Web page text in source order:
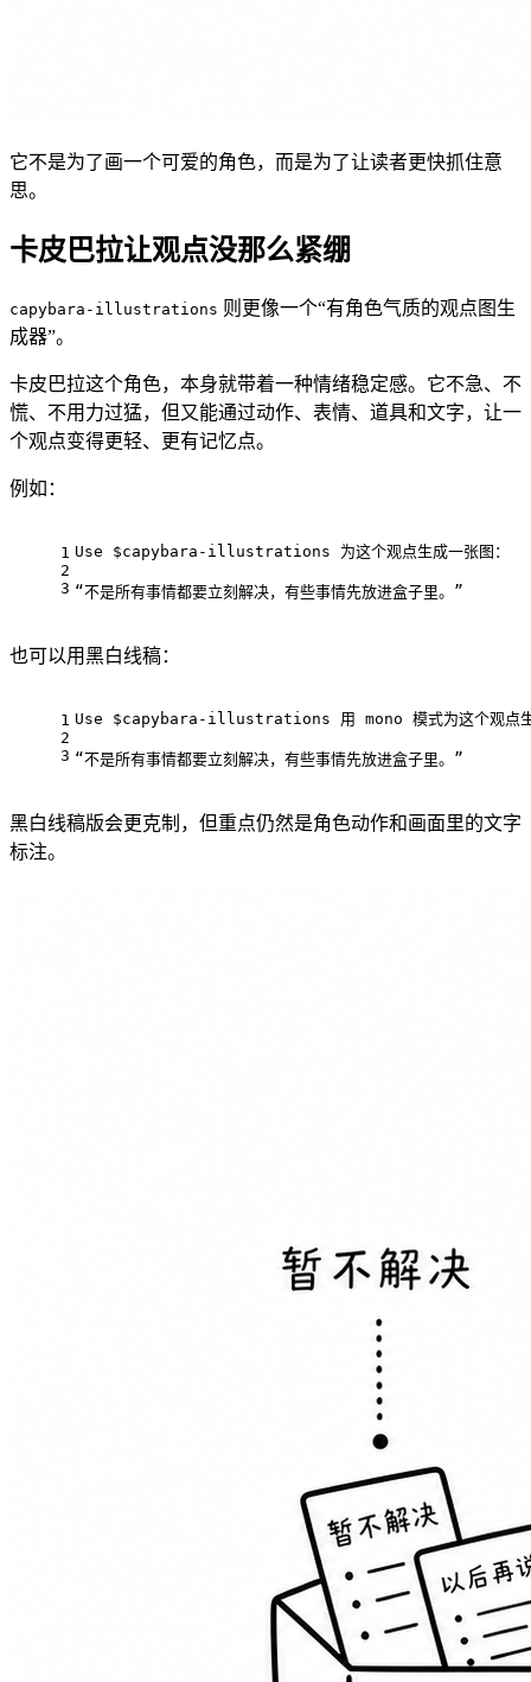
它不是为了画一个可爱的角色，而是为了让读者更快抓住意
思。
卡皮巴拉让观点没那么紧绷
capybara-illustrations 则更像一个“有角色气质的观点图生
成器”。
卡皮巴拉这个角色，本身就带着一种情绪稳定感。它不急、不
慌、不用力过猛，但又能通过动作、表情、道具和文字，让一
个观点变得更轻、更有记忆点。
例如：
1
2
3
Use $capybara-illustrations 为这个观点生成一张图：
“不是所有事情都要立刻解决，有些事情先放进盒子里。”
也可以用黑白线稿：
1
2
3
Use $capybara-illustrations 用 mono 模式为这个观点生
“不是所有事情都要立刻解决，有些事情先放进盒子里。”
黑白线稿版会更克制，但重点仍然是角色动作和画面里的文字
标注。